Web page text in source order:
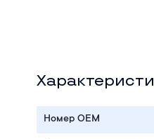
Номер OEM